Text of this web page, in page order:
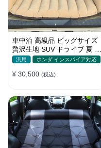
車中泊 高級品 ビッグサイズ
贅沢生地 SUV ドライブ 夏 快
適 キャンプ 旅行 収納便利 エ
汎用 ホンダ インスパイア対応
¥ 30,500 (税込)